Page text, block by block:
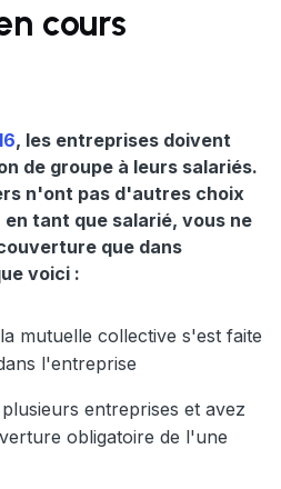
cours
, les entreprises doivent
de groupe à leurs salariés.
n'ont pas d'autres choix
tant que salarié, vous ne
que dans
voici :
mutuelle collective s'est faite
l'entreprise
entreprises et avez
obligatoire de l'une